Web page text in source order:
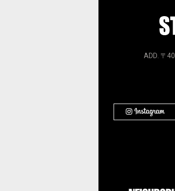
ADD. 〒